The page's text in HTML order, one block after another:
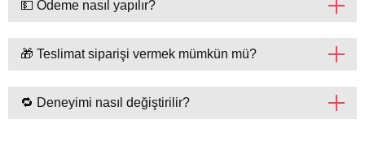
💵 Ödeme nasıl yapılır?
🎁 Teslimat siparişi vermek mümkün mü?
🔁 Deneyimi nasıl değiştirilir?